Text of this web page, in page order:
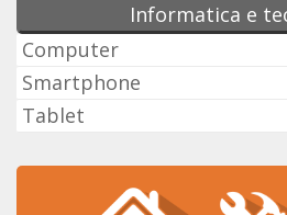
Informatica e
Computer
Smartphone
Tablet